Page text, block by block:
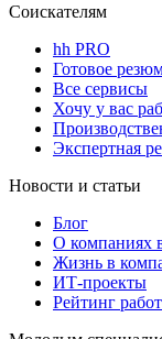
Соискателям
hh PRO
Готовое
Все сервисы
Хочу у вас
Экспертная
Новости и статьи
Блог
О компаниях
Жизнь в
ИТ-проекты
Рейтинг